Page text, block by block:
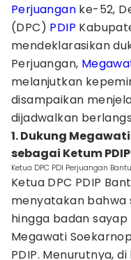
Perjuangan ke-52,
(DPC) PDIP
mendeklarasikan
Perjuangan,
melanjutkan
disampaikan
dijadwalkan
1. Dukung
sebagai Ketum PDIP
Ketua DPC PDI Perjuangan
Ketua DPC PDIP
menyatakan bahwa
hingga badan
Megawati
PDIP. Menurutnya,